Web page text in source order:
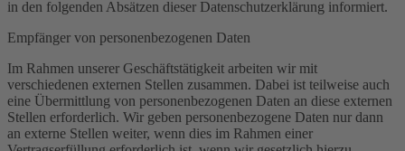
in den folgenden Absätzen dieser Datenschutzerklärung informiert.
Empfänger von personenbezogenen Daten
Im Rahmen unserer Geschäftstätigkeit arbeiten wir mit
verschiedenen externen Stellen zusammen. Dabei ist teilweise auch
eine Übermittlung von personenbezogenen Daten an diese externen
Stellen erforderlich. Wir geben personenbezogene Daten nur dann
an externe Stellen weiter, wenn dies im Rahmen einer